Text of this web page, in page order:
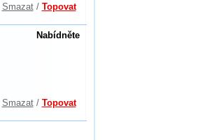
Smazat/ Topovat
Nabídněte
Smazat/ Topovat